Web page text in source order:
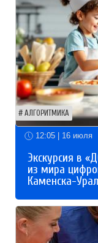
АЛГОРИТМИКА
12:05 | 16 июля
Экскурсия в
из мира
Каменска-